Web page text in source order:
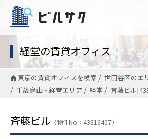
経堂の賃貸オフィス
東京の賃貸オフィスを検索 世田谷区のエ
千歳烏山・経堂エリア
経堂 斉藤ビル
斉藤ビル （物件No：43316407）